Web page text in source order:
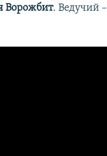
Ворожбит. Ведучий –